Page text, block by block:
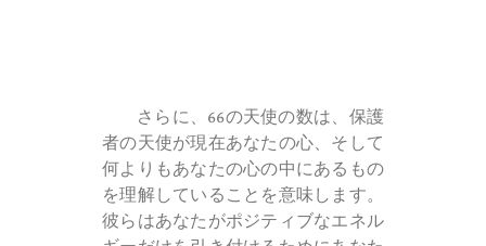
さらに、66の天使の数は、保護
者の天使が現在あなたの心、そして
何よりもあなたの心の中にあるもの
を理解していることを意味します。
彼らはあなたがポジティブなエネル